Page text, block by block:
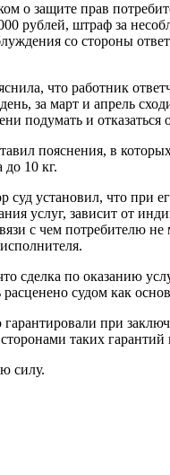
о защите прав
рублей, штраф за
со стороны
что работник
за март и апрель
подумать и
пояснения, в
до 10 кг.
суд установил, что при
услуг, зависит от
с чем потребителю
сделка по оказанию
судом как
при
таких
силу.